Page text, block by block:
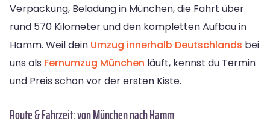
Verpackung, Beladung in München, die Fahrt über
rund 570 Kilometer und den kompletten Aufbau in
Hamm. Weil dein Umzug innerhalb Deutschlands bei
uns als Fernumzug München läuft, kennst du Termin
und Preis schon vor der ersten Kiste.
Route & Fahrzeit: von München nach Hamm